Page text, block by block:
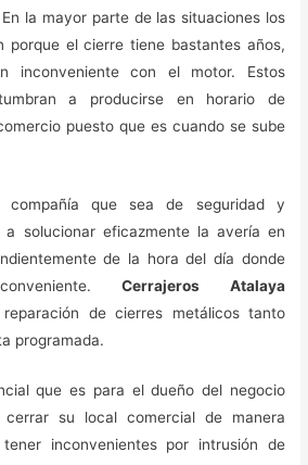
la mayor parte de las situaciones los
porque el cierre tiene bastantes años,
con el motor. Estos
a producirse en horario de
puesto que es cuando se sube
compañía que sea de seguridad y
a solucionar eficazmente la avería en
de la hora del día donde
Cerrajeros Atalaya
de cierres metálicos tanto
programada.
que es para el dueño del negocio
su local comercial de manera
inconvenientes por intrusión de